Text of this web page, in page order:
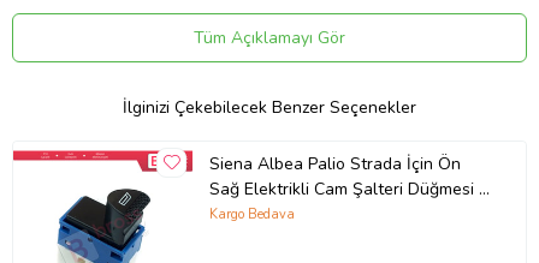
Ürün Kodu:kcm94907600
Tüm Açıklamayı Gör
İlginizi Çekebilecek Benzer Seçenekler
Siena Albea Palio Strada İçin Ön
Sağ Elektrikli Cam Şalteri Düğmesi 6
Pin 98809719 Mavi
Kargo Bedava